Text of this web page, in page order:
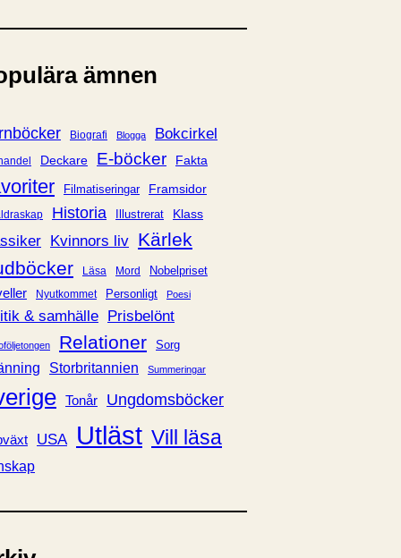
ämnen
Biografi Blogga Bokcirkel
Deckare E-böcker Fakta
Filmatiseringar Framsidor
Historia Illustrerat Klass
Kvinnors liv Kärlek
Läsa Mord Nobelpriset
Nyutkommet Personligt Poesi
& samhälle Prisbelönt
Relationer Sorg
Storbritannien Summeringar
Tonår Ungdomsböcker
USA Utläst Vill läsa